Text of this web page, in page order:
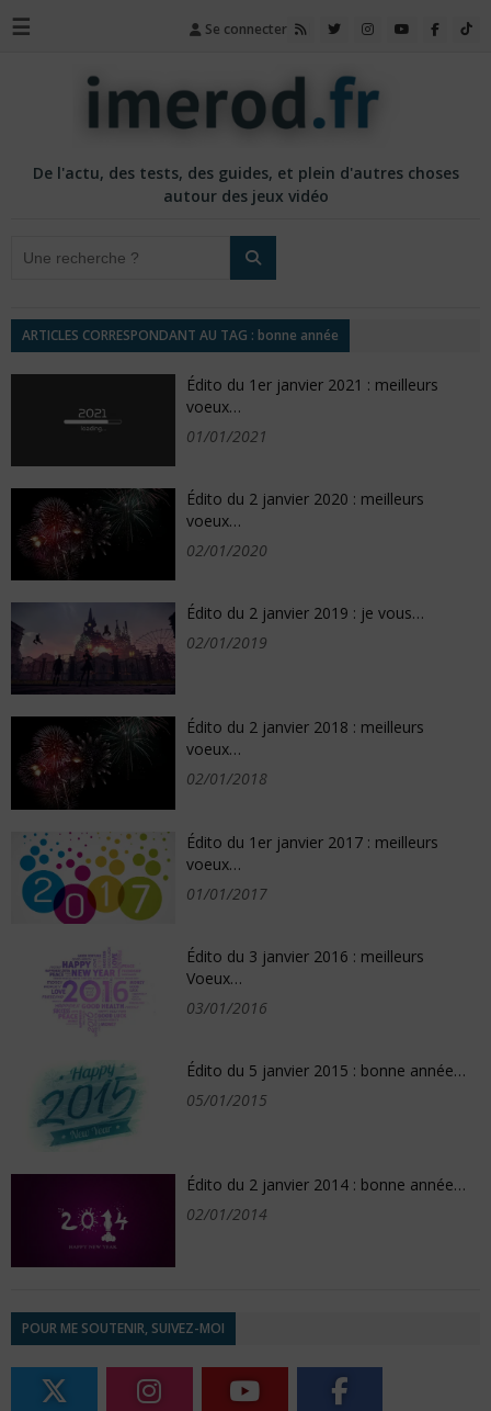
☰ Se connecter
De l'actu, des tests, des guides, et plein d'autres choses
autour des jeux vidéo
ARTICLES CORRESPONDANT AU TAG : bonne année
Édito du 1er janvier 2021 : meilleurs
voeux…
01/01/2021
Édito du 2 janvier 2020 : meilleurs
voeux…
02/01/2020
Édito du 2 janvier 2019 : je vous…
02/01/2019
Édito du 2 janvier 2018 : meilleurs
voeux…
02/01/2018
Édito du 1er janvier 2017 : meilleurs
voeux…
01/01/2017
Édito du 3 janvier 2016 : meilleurs
Voeux…
03/01/2016
Édito du 5 janvier 2015 : bonne année…
05/01/2015
Édito du 2 janvier 2014 : bonne année…
02/01/2014
POUR ME SOUTENIR, SUIVEZ-MOI